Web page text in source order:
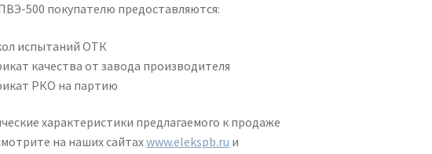
500 покупателю предоставляются:
испытаний ОТК
качества от завода производителя
РКО на партию
характеристики предлагаемого к продаже
на наших сайтахwww.elekspb.ru и